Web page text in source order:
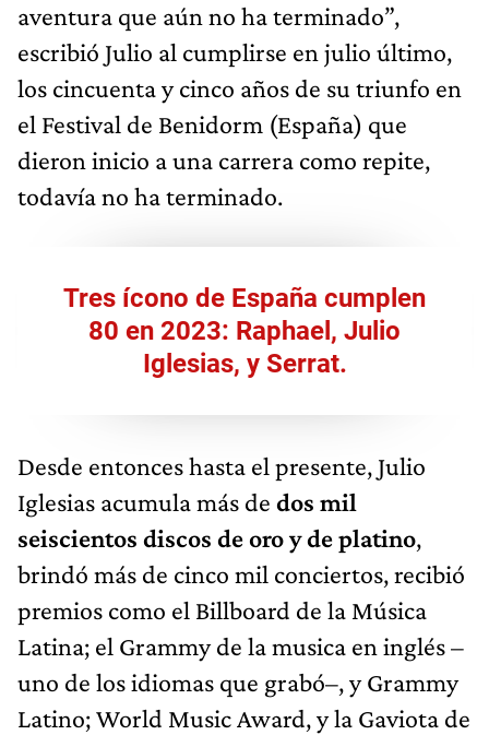
aventura que aún no ha terminado”,
escribió Julio al cumplirse en julio último,
los cincuenta y cinco años de su triunfo en
el Festival de Benidorm (España) que
dieron inicio a una carrera como repite,
todavía no ha terminado.
Tres ícono de España cumplen
80 en 2023: Raphael, Julio
Iglesias, y Serrat.
Desde entonces hasta el presente, Julio
Iglesias acumula más de dos mil
seiscientos discos de oro y de platino,
brindó más de cinco mil conciertos, recibió
premios como el Billboard de la Música
Latina; el Grammy de la musica en inglés –
uno de los idiomas que grabó–, y Grammy
Latino; World Music Award, y la Gaviota de